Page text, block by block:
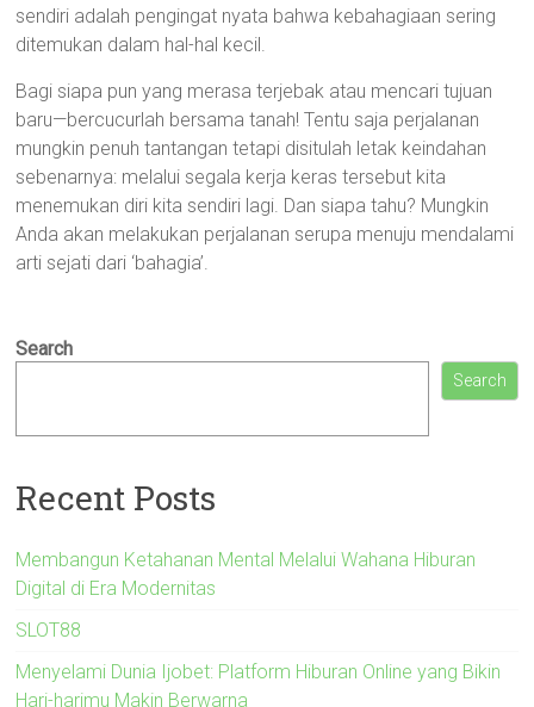
sendiri adalah pengingat nyata bahwa kebahagiaan sering
ditemukan dalam hal-hal kecil.
Bagi siapa pun yang merasa terjebak atau mencari tujuan
baru—bercucurlah bersama tanah! Tentu saja perjalanan
mungkin penuh tantangan tetapi disitulah letak keindahan
sebenarnya: melalui segala kerja keras tersebut kita
menemukan diri kita sendiri lagi. Dan siapa tahu? Mungkin
Anda akan melakukan perjalanan serupa menuju mendalami
arti sejati dari ‘bahagia’.
Search
Search
Recent Posts
Membangun Ketahanan Mental Melalui Wahana Hiburan
Digital di Era Modernitas
SLOT88
Menyelami Dunia Ijobet: Platform Hiburan Online yang Bikin
Hari-harimu Makin Berwarna